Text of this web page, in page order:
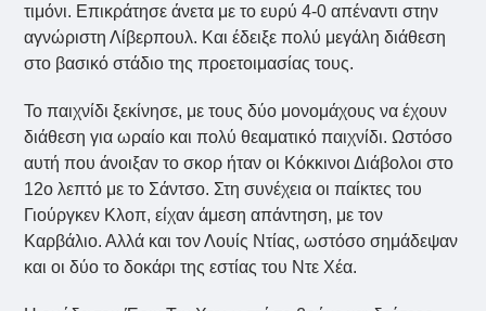
τιμόνι. Επικράτησε άνετα με το ευρύ 4-0 απέναντι στην
αγνώριστη Λίβερπουλ. Και έδειξε πολύ μεγάλη διάθεση
στο βασικό στάδιο της προετοιμασίας τους.
Το παιχνίδι ξεκίνησε, με τους δύο μονομάχους να έχουν
διάθεση για ωραίο και πολύ θεαματικό παιχνίδι. Ωστόσο
αυτή που άνοιξαν το σκορ ήταν οι Κόκκινοι Διάβολοι στο
12ο λεπτό με το Σάντσο. Στη συνέχεια οι παίκτες του
Γιούργκεν Κλοπ, είχαν άμεση απάντηση, με τον
Καρβάλιο. Αλλά και τον Λουίς Ντίας, ωστόσο σημάδεψαν
και οι δύο το δοκάρι της εστίας του Ντε Χέα.